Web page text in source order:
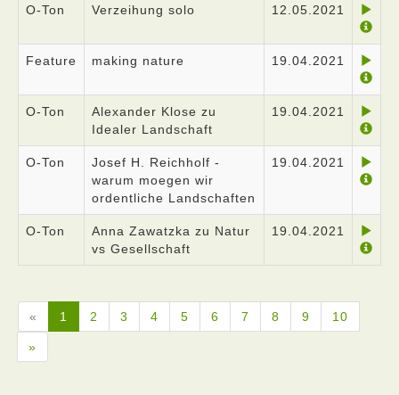
O-Ton Verzeihung solo 12.05.2021
Feature making nature 19.04.2021
O-Ton
Alexander Klose zu
Idealer Landschaft
19.04.2021
O-Ton
Josef H. Reichholf -
warum moegen wir
ordentliche Landschaften
19.04.2021
O-Ton
Anna Zawatzka zu Natur
vs Gesellschaft
19.04.2021
« 1 2 3 4 5 6 7 8 9 10
»